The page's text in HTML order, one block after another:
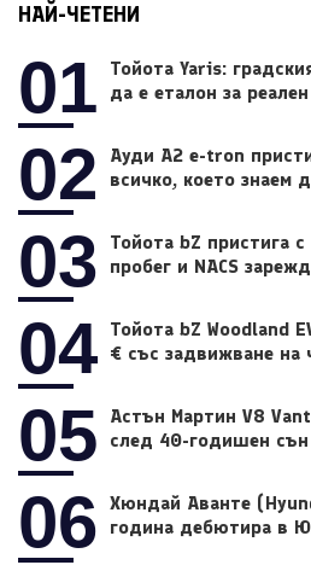
НАЙ-ЧЕТЕНИ
01
Тойота Yaris:
да е еталон за
02
Ауди A2 e-tron
всичко, което знаем
03
Тойота bZ пристига
пробег и NACS
04 Тойота bZ Woodland
€ със задвижване на
05
Астън Мартин V8
след 40-годишен сън
06
Хюндай Аванте
година дебютира в